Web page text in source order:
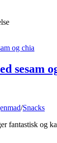
sesam
/Snacks
fantastisk og